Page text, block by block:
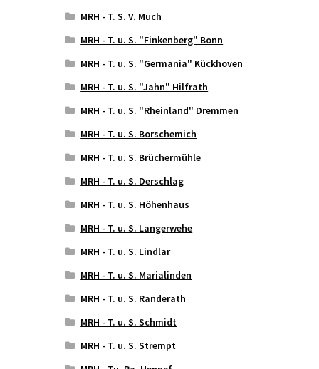
MRH - T. S. V. Much
MRH - T. u. S. "Finkenberg" Bonn
MRH - T. u. S. "Germania" Kückhoven
MRH - T. u. S. "Jahn" Hilfrath
MRH - T. u. S. "Rheinland" Dremmen
MRH - T. u. S. Borschemich
MRH - T. u. S. Brüchermühle
MRH - T. u. S. Derschlag
MRH - T. u. S. Höhenhaus
MRH - T. u. S. Langerwehe
MRH - T. u. S. Lindlar
MRH - T. u. S. Marialinden
MRH - T. u. S. Randerath
MRH - T. u. S. Schmidt
MRH - T. u. S. Strempt